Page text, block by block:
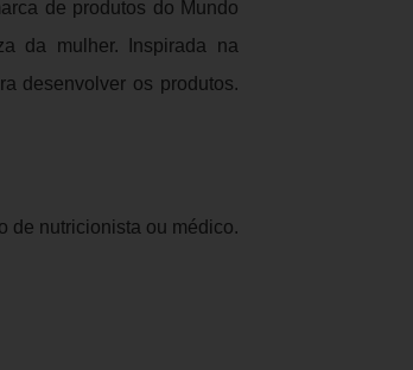
de produtos do Mundo
da mulher. Inspirada na
desenvolver os produtos.
de nutricionista ou médico.